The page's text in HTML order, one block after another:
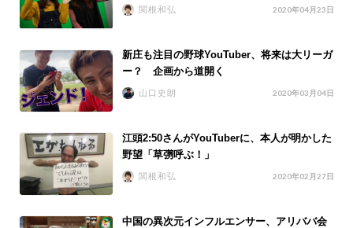
関根和弘 2020年04月23日
新庄も注目の野球YouTuber、将来は大リーガ
ー？ 企画から道開く
山口史朗 2020年03月04日
江頭2:50さんがYouTuberに、本人が明かした
野望「草彅呼ぶ！」
関根和弘 2020年02月27日
中国の異次元インフルエンサー、アリババ会